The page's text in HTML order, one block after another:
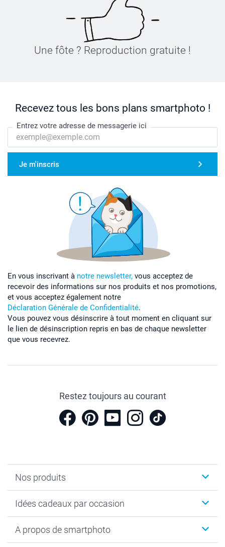
Une fôte ? Reproduction gratuite !
Recevez tous les bons plans smartphoto !
Entrez votre adresse de messagerie ici
Je m'inscris
En vous inscrivant à notre newsletter, vous acceptez de
recevoir des informations sur nos produits et nos promotions,
et vous acceptez également notre
Déclaration Générale de Confidentialité.
Vous pouvez vous désinscrire à tout moment en cliquant sur
le lien de désinscription repris en bas de chaque newsletter
que vous recevrez.
Restez toujours au courant
Nos produits
Calendrier photo & Agenda photo
Tirage photo & agrandissement
Idées cadeaux par occasion
Anniversaire
A propos de smartphoto